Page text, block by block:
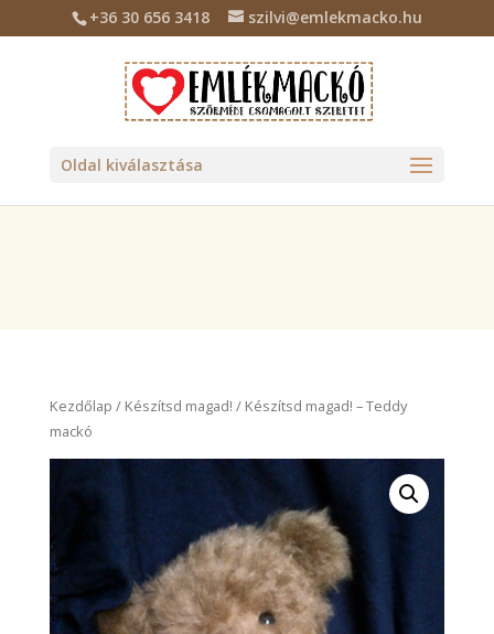
Deprecated: Required parameter $location follows optional
parameter $tax_class in/home/emlekmac/public_html/wp-
content/plugins/billingo/includes/class-billingo.php
+36 30 656 3418 szilvi@emlekmacko.hu
Oldal kiválasztása
Kezdőlap / Készítsd magad! / Készítsd magad! – Teddy
mackó